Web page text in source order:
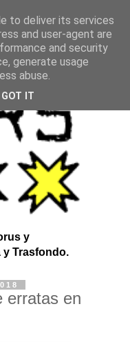
y
y Trasfondo.
erratas en
to deliver its services
and user-agent are
and security
generate usage
abuse.
GOT IT